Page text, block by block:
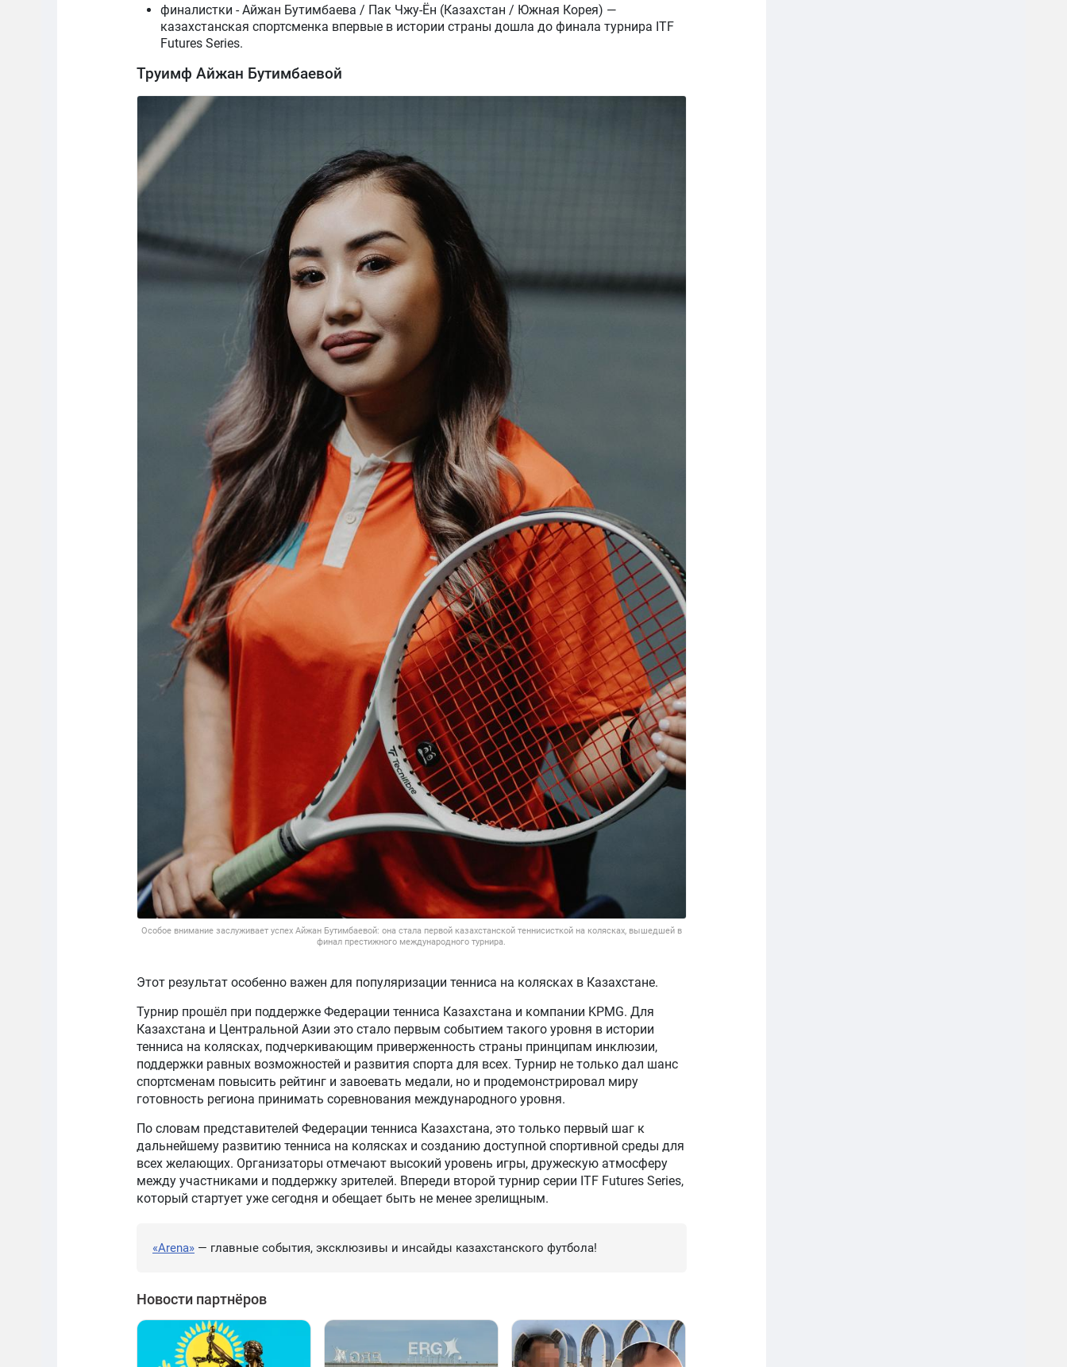
финалистки - Айжан Бутимбаева / Пак Чжу-Ён (Казахстан / Южная Корея) —
казахстанская спортсменка впервые в истории страны дошла до финала турнира ITF
Futures Series.
Труимф Айжан Бутимбаевой
Особое внимание заслуживает успех Айжан Бутимбаевой: она стала первой казахстанской теннисисткой на колясках, вышедшей в
финал престижного международного турнира.
Этот результат особенно важен для популяризации тенниса на колясках в Казахстане.
Турнир прошёл при поддержке Федерации тенниса Казахстана и компании KPMG. Для
Казахстана и Центральной Азии это стало первым событием такого уровня в истории
тенниса на колясках, подчеркивающим приверженность страны принципам инклюзии,
поддержки равных возможностей и развития спорта для всех. Турнир не только дал шанс
спортсменам повысить рейтинг и завоевать медали, но и продемонстрировал миру
готовность региона принимать соревнования международного уровня.
По словам представителей Федерации тенниса Казахстана, это только первый шаг к
дальнейшему развитию тенниса на колясках и созданию доступной спортивной среды для
всех желающих. Организаторы отмечают высокий уровень игры, дружескую атмосферу
между участниками и поддержку зрителей. Впереди второй турнир серии ITF Futures Series,
который стартует уже сегодня и обещает быть не менее зрелищным.
«Arena» — главные события, эксклюзивы и инсайды казахстанского футбола!